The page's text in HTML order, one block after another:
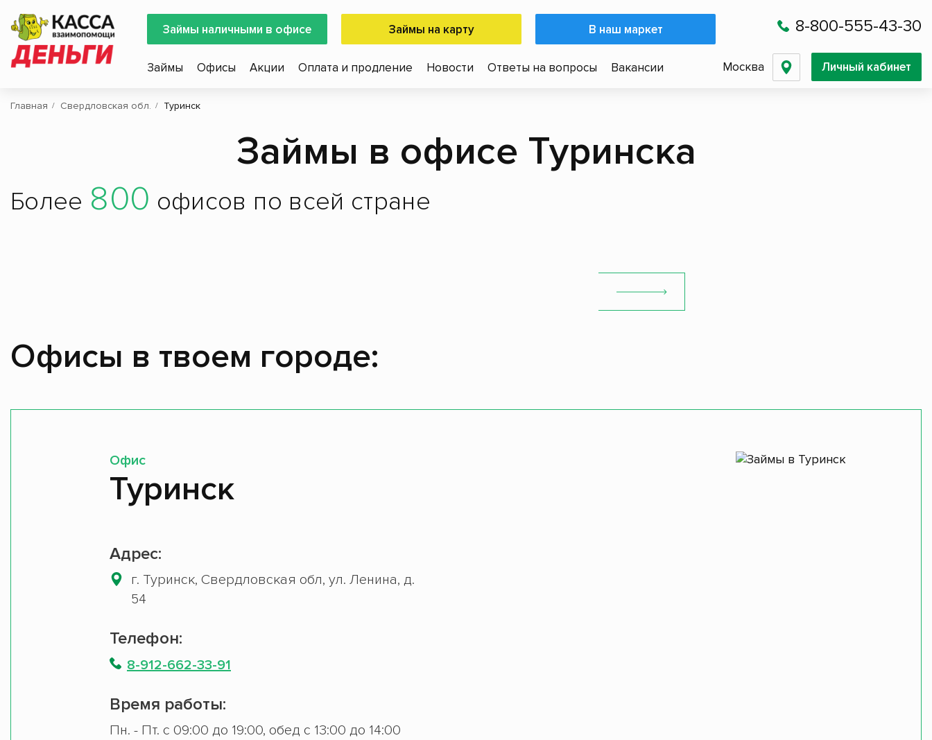
Займы наличными в офисе Займы на карту В наш маркет 8-800-555-43-30
Займы Офисы Акции Оплата и продление Новости Ответы на вопросы Вакансии Москва Личный кабинет
Главная Свердловская обл. Туринск
Займы в офисе Туринска
Более 800 офисов по всей стране
Офисы в твоем городе:
Офис
Туринск
Адрес:
г. Туринск, Свердловская обл, ул. Ленина, д.
54
Телефон:
8-912-662-33-91
Время работы:
Пн. - Пт. с 09:00 до 19:00, обед с 13:00 до 14:00